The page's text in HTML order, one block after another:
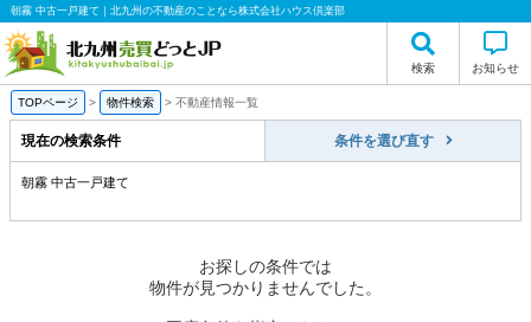
朝霧 中古一戸建て｜北九州の不動産のことなら株式会社ハウス倶楽部
検索 お知らせ
TOPページ > 物件検索 > 不動産情報一覧
現在の検索条件 条件を選び直す
朝霧 中古一戸建て
お探しの条件では
物件が見つかりませんでした。